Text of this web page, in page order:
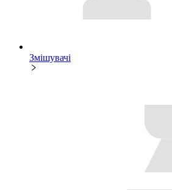
Змішувачі